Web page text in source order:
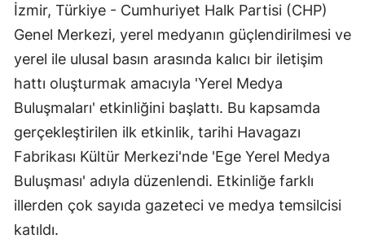
İzmir, Türkiye - Cumhuriyet Halk Partisi (CHP)
Genel Merkezi, yerel medyanın güçlendirilmesi ve
yerel ile ulusal basın arasında kalıcı bir iletişim
hattı oluşturmak amacıyla 'Yerel Medya
Buluşmaları' etkinliğini başlattı. Bu kapsamda
gerçekleştirilen ilk etkinlik, tarihi Havagazı
Fabrikası Kültür Merkezi'nde 'Ege Yerel Medya
Buluşması' adıyla düzenlendi. Etkinliğe farklı
illerden çok sayıda gazeteci ve medya temsilcisi
katıldı.